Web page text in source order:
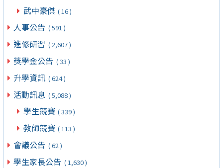
武中豪傑 ( 16 )
人事公告 ( 591 )
進修研習 ( 2,607 )
獎學金公告 ( 33 )
升學資訊 ( 624 )
活動訊息 ( 5,088 )
學生競賽 ( 339 )
教師競賽 ( 113 )
會議公告 ( 62 )
學生家長公告 ( 1,630 )